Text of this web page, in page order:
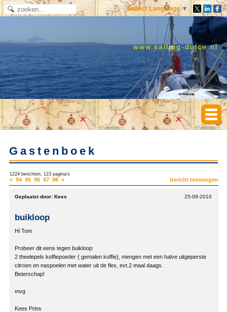
Select Language ▼
www.sailing-dulce.nl
Gastenboek
1224 berichten, 123 pagina's
bericht toevoegen
« 94 95 96 97 98 »
25-09-2010
Geplaatst door: Kees
buikloop
Hi Tom
Probeer dit eens tegen buikloop:
2 theelepels koffiepoeder { gemalen koffie}, mengen met een halve uitgeperste
citroen en naspoelen met water uit de fles, evt.2 maal daags.
Beterschap!
mvg
Kees Prins